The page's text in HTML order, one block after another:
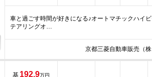
車と過ごす時間が好きになる♪オートマチックハ
テアリングオ…
京都三菱自動車販売（
基 192.9万円